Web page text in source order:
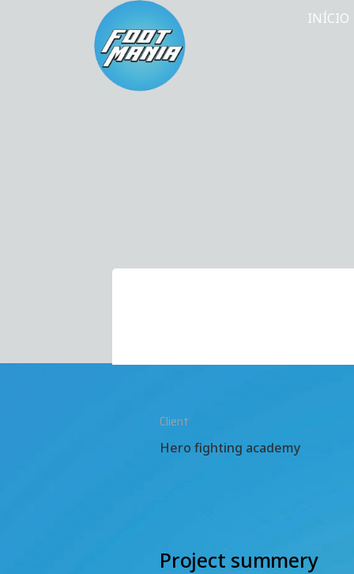
INÍCIO
Client
Hero fighting academy
Project summery